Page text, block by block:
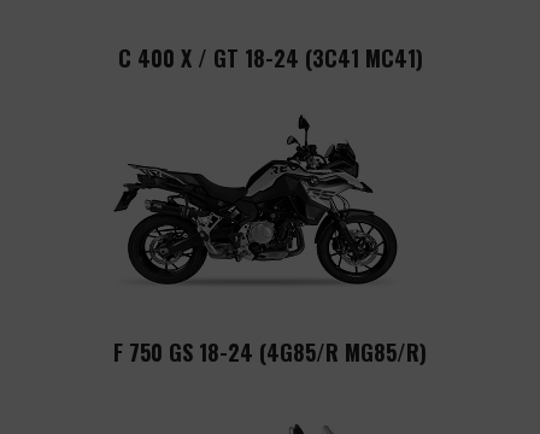
C 400 X / GT 18-24 (3C41 MC41)
F 750 GS 18-24 (4G85/R MG85/R)